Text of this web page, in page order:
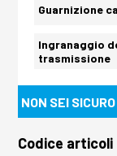
Guarnizione
Ingranaggio
trasmissione
NON SEI
Codice articoli